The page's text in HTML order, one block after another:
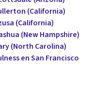
(California)
(California)
(New Hampshire)
(North Carolina)
en San Francisco